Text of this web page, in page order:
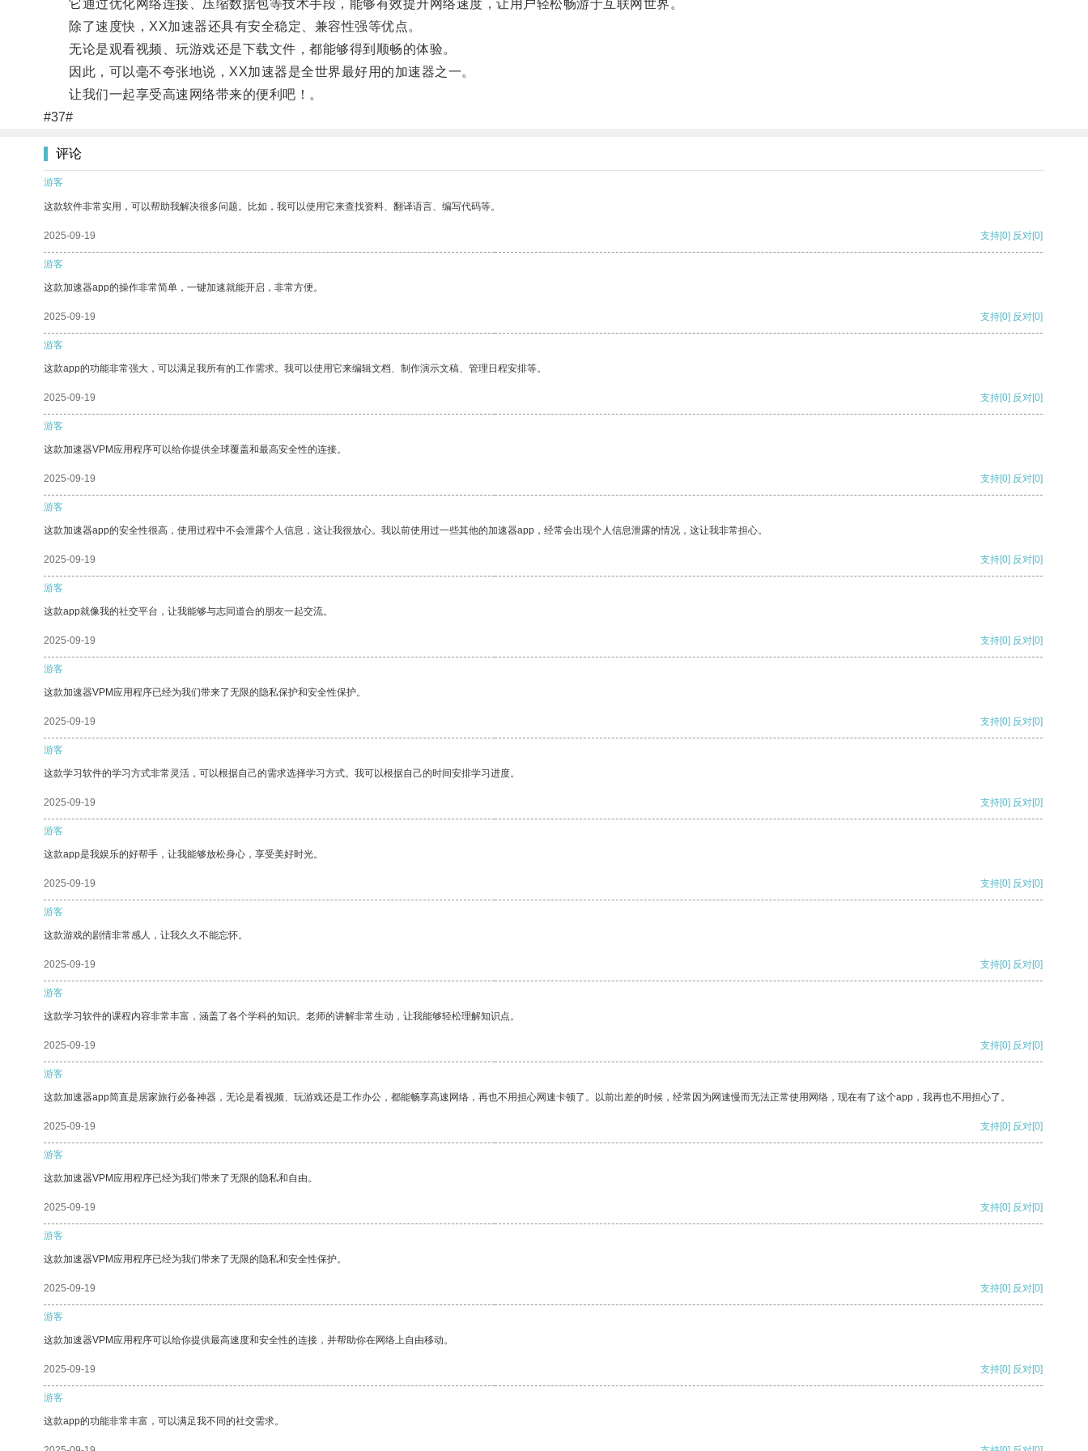
它通过优化网络连接、压缩数据包等技术手段，能够有效提升网络速度，让用户轻松畅游于互联网世界。
除了速度快，XX加速器还具有安全稳定、兼容性强等优点。
无论是观看视频、玩游戏还是下载文件，都能够得到顺畅的体验。
因此，可以毫不夸张地说，XX加速器是全世界最好用的加速器之一。
让我们一起享受高速网络带来的便利吧！。
#37#
评论
游客
这款软件非常实用，可以帮助我解决很多问题。比如，我可以使用它来查找资料、翻译语言、编写代码等。
2025-09-19 支持[0] 反对[0]
游客
这款加速器app的操作非常简单，一键加速就能开启，非常方便。
2025-09-19 支持[0] 反对[0]
游客
这款app的功能非常强大，可以满足我所有的工作需求。我可以使用它来编辑文档、制作演示文稿、管理日程安排等。
2025-09-19 支持[0] 反对[0]
游客
这款加速器VPM应用程序可以给你提供全球覆盖和最高安全性的连接。
2025-09-19 支持[0] 反对[0]
游客
这款加速器app的安全性很高，使用过程中不会泄露个人信息，这让我很放心。我以前使用过一些其他的加速器app，经常会出现个人信息泄露的情况，这让我非常担心。
2025-09-19 支持[0] 反对[0]
游客
这款app就像我的社交平台，让我能够与志同道合的朋友一起交流。
2025-09-19 支持[0] 反对[0]
游客
这款加速器VPM应用程序已经为我们带来了无限的隐私保护和安全性保护。
2025-09-19 支持[0] 反对[0]
游客
这款学习软件的学习方式非常灵活，可以根据自己的需求选择学习方式。我可以根据自己的时间安排学习进度。
2025-09-19 支持[0] 反对[0]
游客
这款app是我娱乐的好帮手，让我能够放松身心，享受美好时光。
2025-09-19 支持[0] 反对[0]
游客
这款游戏的剧情非常感人，让我久久不能忘怀。
2025-09-19 支持[0] 反对[0]
游客
这款学习软件的课程内容非常丰富，涵盖了各个学科的知识。老师的讲解非常生动，让我能够轻松理解知识点。
2025-09-19 支持[0] 反对[0]
游客
这款加速器app简直是居家旅行必备神器，无论是看视频、玩游戏还是工作办公，都能畅享高速网络，再也不用担心网速卡顿了。以前出差的时候，经常因为网速慢而无法正常使用网络，现在有了这个app，我再也不用担心了。
2025-09-19 支持[0] 反对[0]
游客
这款加速器VPM应用程序已经为我们带来了无限的隐私和自由。
2025-09-19 支持[0] 反对[0]
游客
这款加速器VPM应用程序已经为我们带来了无限的隐私和安全性保护。
2025-09-19 支持[0] 反对[0]
游客
这款加速器VPM应用程序可以给你提供最高速度和安全性的连接，并帮助你在网络上自由移动。
2025-09-19 支持[0] 反对[0]
游客
这款app的功能非常丰富，可以满足我不同的社交需求。